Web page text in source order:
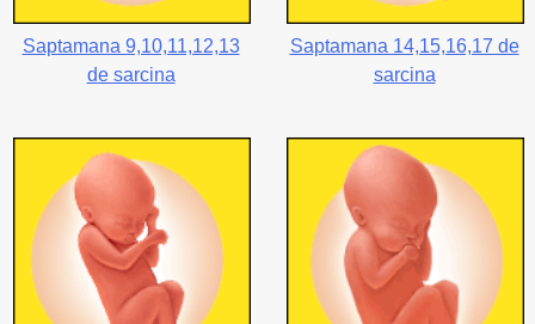
Saptamana 9,10,11,12,13
de sarcina
Saptamana 14,15,16,17 de
sarcina